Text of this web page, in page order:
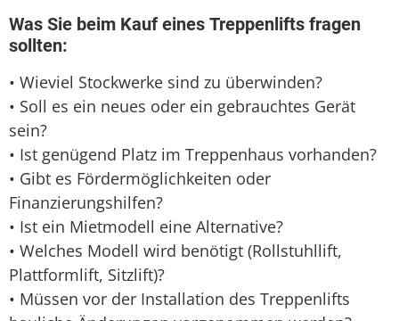
Was Sie beim Kauf eines Treppenlifts fragen
sollten:
• Wieviel Stockwerke sind zu überwinden?
• Soll es ein neues oder ein gebrauchtes Gerät
sein?
• Ist genügend Platz im Treppenhaus vorhanden?
• Gibt es Fördermöglichkeiten oder
Finanzierungshilfen?
• Ist ein Mietmodell eine Alternative?
• Welches Modell wird benötigt (Rollstuhllift,
Plattformlift, Sitzlift)?
• Müssen vor der Installation des Treppenlifts